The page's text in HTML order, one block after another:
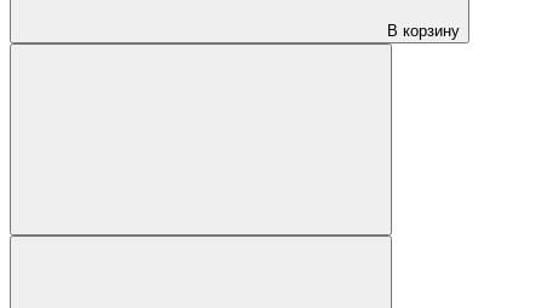
В корзину